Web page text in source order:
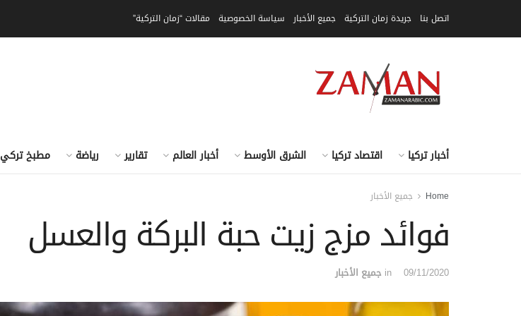
اتصل بنا جريدة زمان التركية جميع الأخبار سياسة الخصوصية مقالات “زمان التركية”
أخبار تركيا اقتصاد تركيا الشرق الأوسط أخبار العالم تقارير رياضة مطبخ تركي
Home جميع الأخبار
فوائد مزج زيت حبة البركة والعسل
09/11/2020
in جميع الأخبار